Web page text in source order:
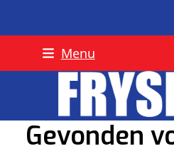
Menu
Gevonden